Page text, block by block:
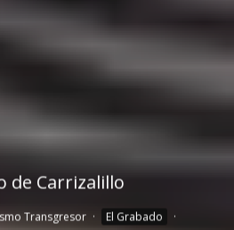
de Carrizalillo
Transgresor · El Grabado
·